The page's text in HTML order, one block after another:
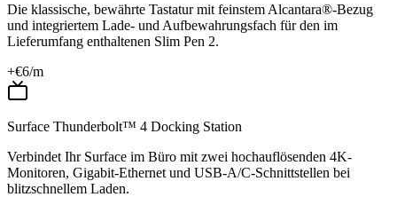
Die klassische, bewährte Tastatur mit feinstem Alcantara®-Bezug
und integriertem Lade- und Aufbewahrungsfach für den im
Lieferumfang enthaltenen Slim Pen 2.
+€6/m
Surface Thunderbolt™ 4 Docking Station
Verbindet Ihr Surface im Büro mit zwei hochauflösenden 4K-
Monitoren, Gigabit-Ethernet und USB-A/C-Schnittstellen bei
blitzschnellem Laden.